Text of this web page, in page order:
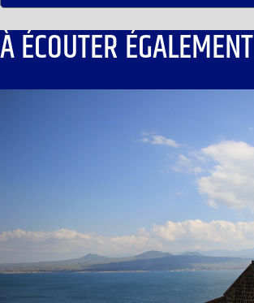
À ÉCOUTER ÉGALEMENT